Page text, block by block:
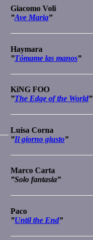
Giacomo Voli
”Ave Maria”
Haymara
”Tómame las manos”
KiNG FOO
”The Edge of the World”
Luisa Corna
”Il giorno giusto”
Marco Carta
”Solo fantasia”
Paco
”Until the End”